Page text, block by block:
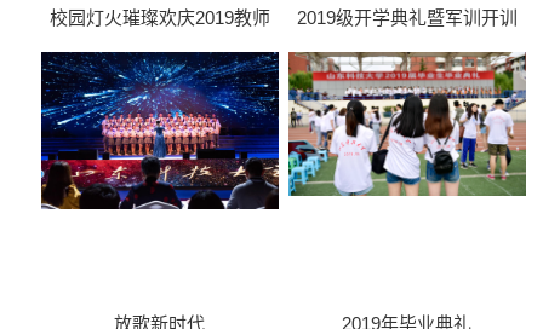
校园灯火璀璨欢庆2019教师
节
2019级开学典礼暨军训开训
仪式
放歌新时代 2019年毕业典礼